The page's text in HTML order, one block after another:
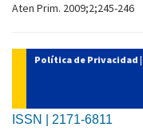
Aten Prim. 2009;2;245-246
Política de Privacidad |
ISSN | 2171-6811